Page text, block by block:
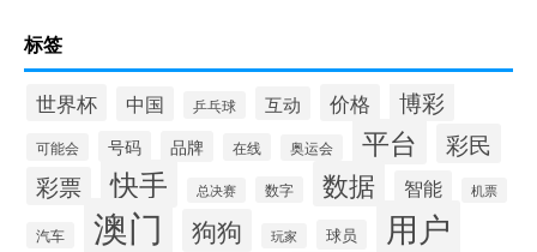
标签
世界杯 中国 乒乓球 互动 价格 博彩
可能会 号码 品牌 在线 奥运会 平台 彩民
彩票 快手 总决赛 数字 数据 智能 机票
汽车 澳门 狗狗 玩家 球员 用户